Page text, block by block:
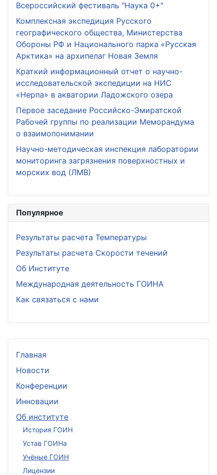
Главная
Новости
Конференции
Инновации
Об институте
История ГОИН
Устав ГОИНа
Учёные ГОИН
Лицензии
Всероссийский фестиваль "Наука 0+"
Комплексная экспедиция Русского
географического общества, Министерства
Обороны РФ и Национального парка «Русская
Арктика» на архипелаг Новая Земля
Краткий информационный отчет о научно-
исследовательской экспедиции на НИС
«Нерпа» в акватории Ладожского озера
Первое заседание Российско-Эмиратской
Рабочей группы по реализации Меморандума
о взаимопонимании
Научно-методическая инспекция лаборатории
мониторинга загрязнения поверхностных и
морских вод (ЛМВ)
Популярное
Результаты расчета Температуры
Результаты расчета Скорости течений
Об Институте
Международная деятельность ГОИНА
Как связаться с нами